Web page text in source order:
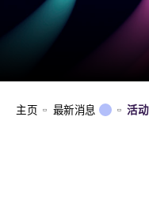
主页 最新消息 活动